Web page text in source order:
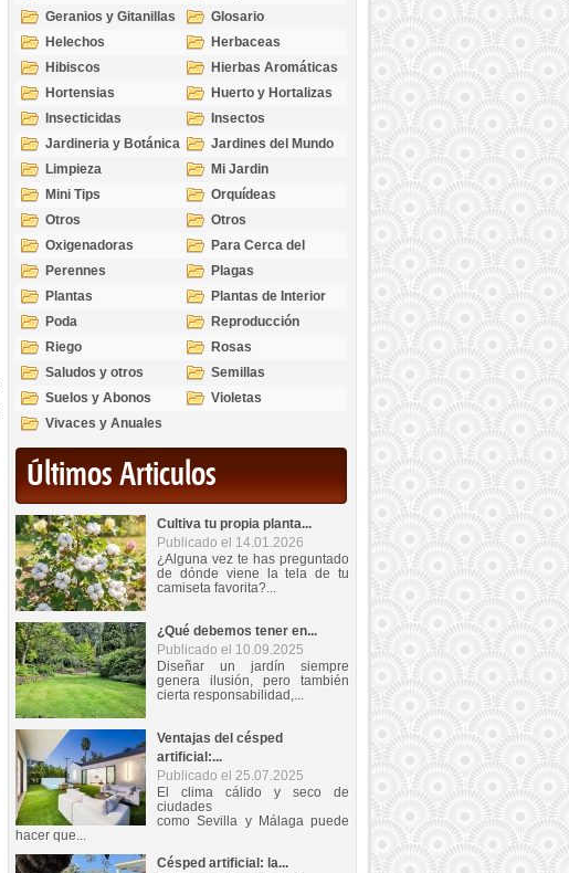
Geranios y Gitanillas
Glosario
Helechos
Herbaceas
Hibiscos
Hierbas Aromáticas
Hortensias
Huerto y Hortalizas
Insecticidas
Insectos
Jardineria y Botánica
Jardines del Mundo
Limpieza
Mi Jardin
Mini Tips
Orquídeas
Otros
Otros
Oxigenadoras
Para Cerca del
Estanque
Perennes
Plagas
Plantas
Plantas de Interior
Poda
Reproducción
Riego
Rosas
Saludos y otros
temas
Semillas
Suelos y Abonos
Violetas
Vivaces y Anuales
Últimos Articulos
Cultiva tu propia planta...
Publicado el 14.01.2026
¿Alguna vez te has preguntado
de dónde viene la tela de tu
camiseta favorita?...
¿Qué debemos tener en...
Publicado el 10.09.2025
Diseñar un jardín siempre
genera ilusión, pero también
cierta responsabilidad,...
Ventajas del césped
artificial:...
Publicado el 25.07.2025
El clima cálido y seco de
ciudades
como Sevilla y Málaga puede
hacer que...
Césped artificial: la...